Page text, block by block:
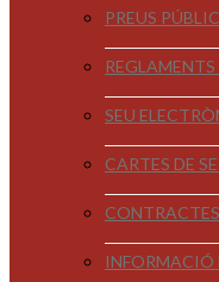
PREUS
SEU
CARTES DE